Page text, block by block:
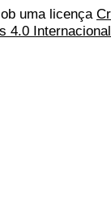
uma licença
4.0 Internacional